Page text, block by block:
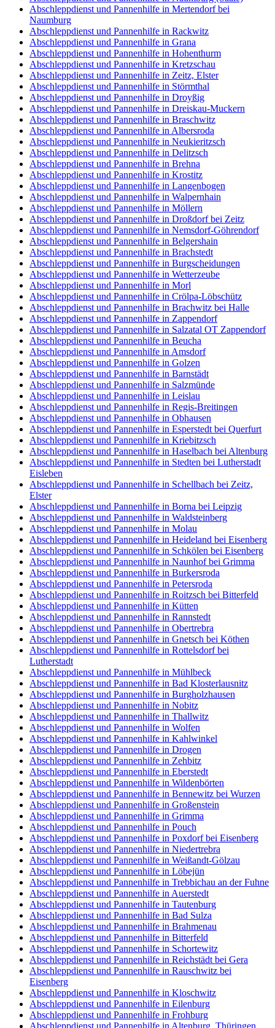
Abschleppdienst und Pannenhilfe in Mertendorf bei
Naumburg
Abschleppdienst und Pannenhilfe in Rackwitz
Abschleppdienst und Pannenhilfe in Grana
Abschleppdienst und Pannenhilfe in Hohenthurm
Abschleppdienst und Pannenhilfe in Kretzschau
Abschleppdienst und Pannenhilfe in Zeitz, Elster
Abschleppdienst und Pannenhilfe in Störmthal
Abschleppdienst und Pannenhilfe in Droyßig
Abschleppdienst und Pannenhilfe in Dreiskau-Muckern
Abschleppdienst und Pannenhilfe in Braschwitz
Abschleppdienst und Pannenhilfe in Albersroda
Abschleppdienst und Pannenhilfe in Neukieritzsch
Abschleppdienst und Pannenhilfe in Delitzsch
Abschleppdienst und Pannenhilfe in Brehna
Abschleppdienst und Pannenhilfe in Krostitz
Abschleppdienst und Pannenhilfe in Langenbogen
Abschleppdienst und Pannenhilfe in Walpernhain
Abschleppdienst und Pannenhilfe in Möllern
Abschleppdienst und Pannenhilfe in Droßdorf bei Zeitz
Abschleppdienst und Pannenhilfe in Nemsdorf-Göhrendorf
Abschleppdienst und Pannenhilfe in Belgershain
Abschleppdienst und Pannenhilfe in Brachstedt
Abschleppdienst und Pannenhilfe in Burgscheidungen
Abschleppdienst und Pannenhilfe in Wetterzeube
Abschleppdienst und Pannenhilfe in Morl
Abschleppdienst und Pannenhilfe in Crölpa-Löbschütz
Abschleppdienst und Pannenhilfe in Brachwitz bei Halle
Abschleppdienst und Pannenhilfe in Zappendorf
Abschleppdienst und Pannenhilfe in Salzatal OT Zappendorf
Abschleppdienst und Pannenhilfe in Beucha
Abschleppdienst und Pannenhilfe in Amsdorf
Abschleppdienst und Pannenhilfe in Golzen
Abschleppdienst und Pannenhilfe in Barnstädt
Abschleppdienst und Pannenhilfe in Salzmünde
Abschleppdienst und Pannenhilfe in Leislau
Abschleppdienst und Pannenhilfe in Regis-Breitingen
Abschleppdienst und Pannenhilfe in Obhausen
Abschleppdienst und Pannenhilfe in Esperstedt bei Querfurt
Abschleppdienst und Pannenhilfe in Kriebitzsch
Abschleppdienst und Pannenhilfe in Haselbach bei Altenburg
Abschleppdienst und Pannenhilfe in Stedten bei Lutherstadt
Eisleben
Abschleppdienst und Pannenhilfe in Schellbach bei Zeitz,
Elster
Abschleppdienst und Pannenhilfe in Borna bei Leipzig
Abschleppdienst und Pannenhilfe in Waldsteinberg
Abschleppdienst und Pannenhilfe in Molau
Abschleppdienst und Pannenhilfe in Heideland bei Eisenberg
Abschleppdienst und Pannenhilfe in Schkölen bei Eisenberg
Abschleppdienst und Pannenhilfe in Naunhof bei Grimma
Abschleppdienst und Pannenhilfe in Burkersroda
Abschleppdienst und Pannenhilfe in Petersroda
Abschleppdienst und Pannenhilfe in Roitzsch bei Bitterfeld
Abschleppdienst und Pannenhilfe in Kütten
Abschleppdienst und Pannenhilfe in Rannstedt
Abschleppdienst und Pannenhilfe in Obertrebra
Abschleppdienst und Pannenhilfe in Gnetsch bei Köthen
Abschleppdienst und Pannenhilfe in Rottelsdorf bei
Lutherstadt
Abschleppdienst und Pannenhilfe in Mühlbeck
Abschleppdienst und Pannenhilfe in Bad Klosterlausnitz
Abschleppdienst und Pannenhilfe in Burgholzhausen
Abschleppdienst und Pannenhilfe in Nobitz
Abschleppdienst und Pannenhilfe in Thallwitz
Abschleppdienst und Pannenhilfe in Wolfen
Abschleppdienst und Pannenhilfe in Kahlwinkel
Abschleppdienst und Pannenhilfe in Drogen
Abschleppdienst und Pannenhilfe in Zehbitz
Abschleppdienst und Pannenhilfe in Eberstedt
Abschleppdienst und Pannenhilfe in Wildenbörten
Abschleppdienst und Pannenhilfe in Bennewitz bei Wurzen
Abschleppdienst und Pannenhilfe in Großenstein
Abschleppdienst und Pannenhilfe in Grimma
Abschleppdienst und Pannenhilfe in Pouch
Abschleppdienst und Pannenhilfe in Poxdorf bei Eisenberg
Abschleppdienst und Pannenhilfe in Niedertrebra
Abschleppdienst und Pannenhilfe in Weißandt-Gölzau
Abschleppdienst und Pannenhilfe in Löbejün
Abschleppdienst und Pannenhilfe in Trebbichau an der Fuhne
Abschleppdienst und Pannenhilfe in Auerstedt
Abschleppdienst und Pannenhilfe in Tautenburg
Abschleppdienst und Pannenhilfe in Bad Sulza
Abschleppdienst und Pannenhilfe in Brahmenau
Abschleppdienst und Pannenhilfe in Bitterfeld
Abschleppdienst und Pannenhilfe in Schortewitz
Abschleppdienst und Pannenhilfe in Reichstädt bei Gera
Abschleppdienst und Pannenhilfe in Rauschwitz bei
Eisenberg
Abschleppdienst und Pannenhilfe in Kloschwitz
Abschleppdienst und Pannenhilfe in Eilenburg
Abschleppdienst und Pannenhilfe in Frohburg
Abschleppdienst und Pannenhilfe in Altenburg, Thüringen